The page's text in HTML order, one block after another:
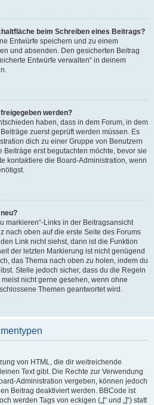
beim Schreiben eines Beitrags?
Entwürfe speichern und zu einem
und absenden. Den gesicherten Beitrag
Entwürfe verwalten“ in deinem
werden?
haben, dass in dem Forum, in dem
zuerst geprüft werden müssen. Es
dich zu einer Gruppe von Benutzern
Beiträge erst begutachten möchte, bevor sie
kontaktiere die Board-Administration, wenn
markieren“-Links in der Beitragsansicht
nach oben auf die erste Seite des Forums
Link nicht siehst, dann ist die Funktion
der letzten Markierung ist nicht genügend
das Thema nach oben zu holen, indem du
Stelle jedoch sicher, dass du die Regeln
nicht gerne gesehen, wenn ohne
Themen geantwortet wird.
von HTML, die dir weitreichende
Text gibt. Die Rechte zur Verwendung
Administration vergeben, können jedoch
Beitrag deaktiviert werden. BBCode ist
werden Tags von eckigen („[“ und „]“) statt